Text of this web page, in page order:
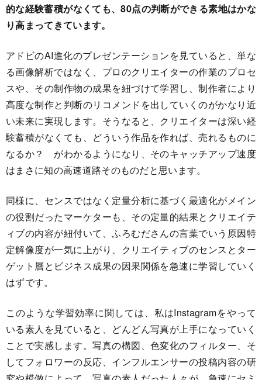
的な経験蓄積がなくても、80点の判断ができる素地はかな
り高まってきています。
アドビのAI進化のプレゼンテーションを見ていると、単な
る画像解析ではなく、プロのクリエイターの作業のプロセ
スや、その制作物の成果を紐づけて学習し、制作者により
高度な制作と判断のリコメンドを出していくのがかなり近
い未来に実現します。そうなると、クリエイターは深い経
験蓄積がなくても、どういう作品を作れば、売れるものに
なるか？ がわかるようになり、そのキャッチアップ速度
はまさに知の高速道路そのものだと思います。
同様に、センスではなく定量分析に基づく最適化がメイン
の役割だったマーケターも、その定量的結果とクリエイテ
ィブの内容が紐付いて、ふろむださんの言葉でいう原因特
定解像度が一気に上がり、クリエイティブのセンスとター
ゲット層とビジネス成果の因果関係を急速に学習していく
はずです。
このような学習効率に関しては、私はInstagramをやって
いる素人を見ていると、どんどん写真が上手になっていく
ことで実感します。写真の構図、色変化のフィルター、そ
してフォロワーの反応、インフルエンサーの投稿内容の研